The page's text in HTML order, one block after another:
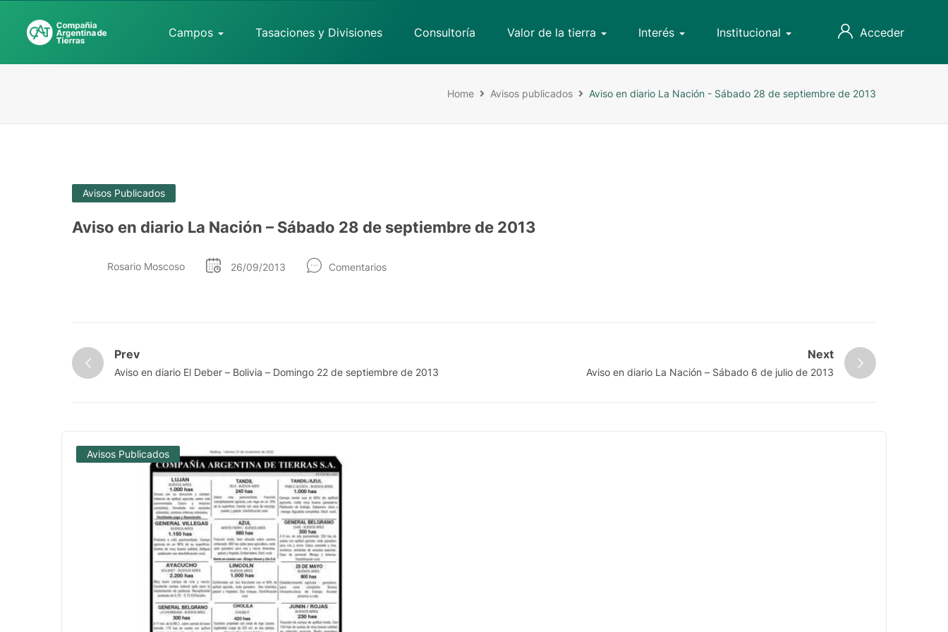
Campos Tasaciones y Divisiones Consultoría Valor de la tierra Interés Institucional Acceder
Home Avisos publicados Aviso en diario La Nación - Sábado 28 de septiembre de 2013
Avisos Publicados
Aviso en diario La Nación – Sábado 28 de septiembre de 2013
Rosario Moscoso 26/09/2013 Comentarios
Prev
Aviso en diario El Deber – Bolivia – Domingo 22 de septiembre de 2013
Next
Aviso en diario La Nación – Sábado 6 de julio de 2013
Avisos Publicados